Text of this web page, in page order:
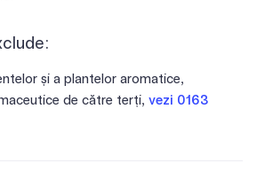
și a plantelor aromatice,
de către terți, vezi 0163